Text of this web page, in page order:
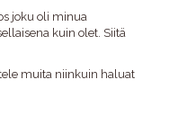
joku oli minua
kuin olet. Siitä
muita niinkuin haluat